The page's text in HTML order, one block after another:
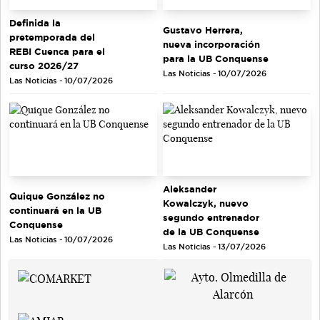
Definida la
pretemporada del
REBI Cuenca para el
curso 2026/27
Las Noticias - 10/07/2026
Gustavo Herrera,
nueva incorporación
para la UB Conquense
Las Noticias - 10/07/2026
Quique González no
continuará en la UB
Conquense
Las Noticias - 10/07/2026
Aleksander
Kowalczyk, nuevo
segundo entrenador
de la UB Conquense
Las Noticias - 13/07/2026